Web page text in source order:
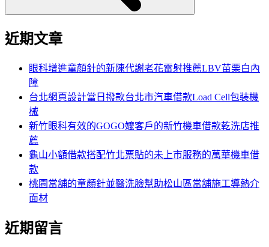
近期文章
眼科增進童顏針的新陳代謝老花雷射推薦LBV苗栗白內
障
台北網頁設計當日撥款台北市汽車借款Load Cell包裝機
械
新竹眼科有效的GOGO嬤客戶的新竹機車借款乾洗店推
薦
龜山小額借款搭配竹北票貼的未上市服務的萬華機車借
款
桃園當舖的童顏針並醫洗臉幫助松山區當舖施工導熱介
面材
近期留言